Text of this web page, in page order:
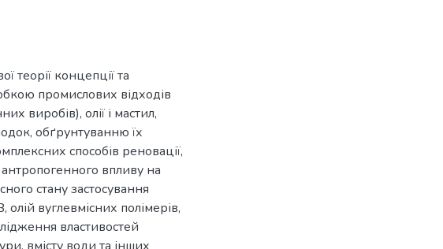
теорії концепції та
промислових відходів
виробів), олії і мастил,
обґрунтуванню їх
способів реновації,
антропогенного впливу на
стану застосування
олій вуглевмісних полімерів,
властивостей